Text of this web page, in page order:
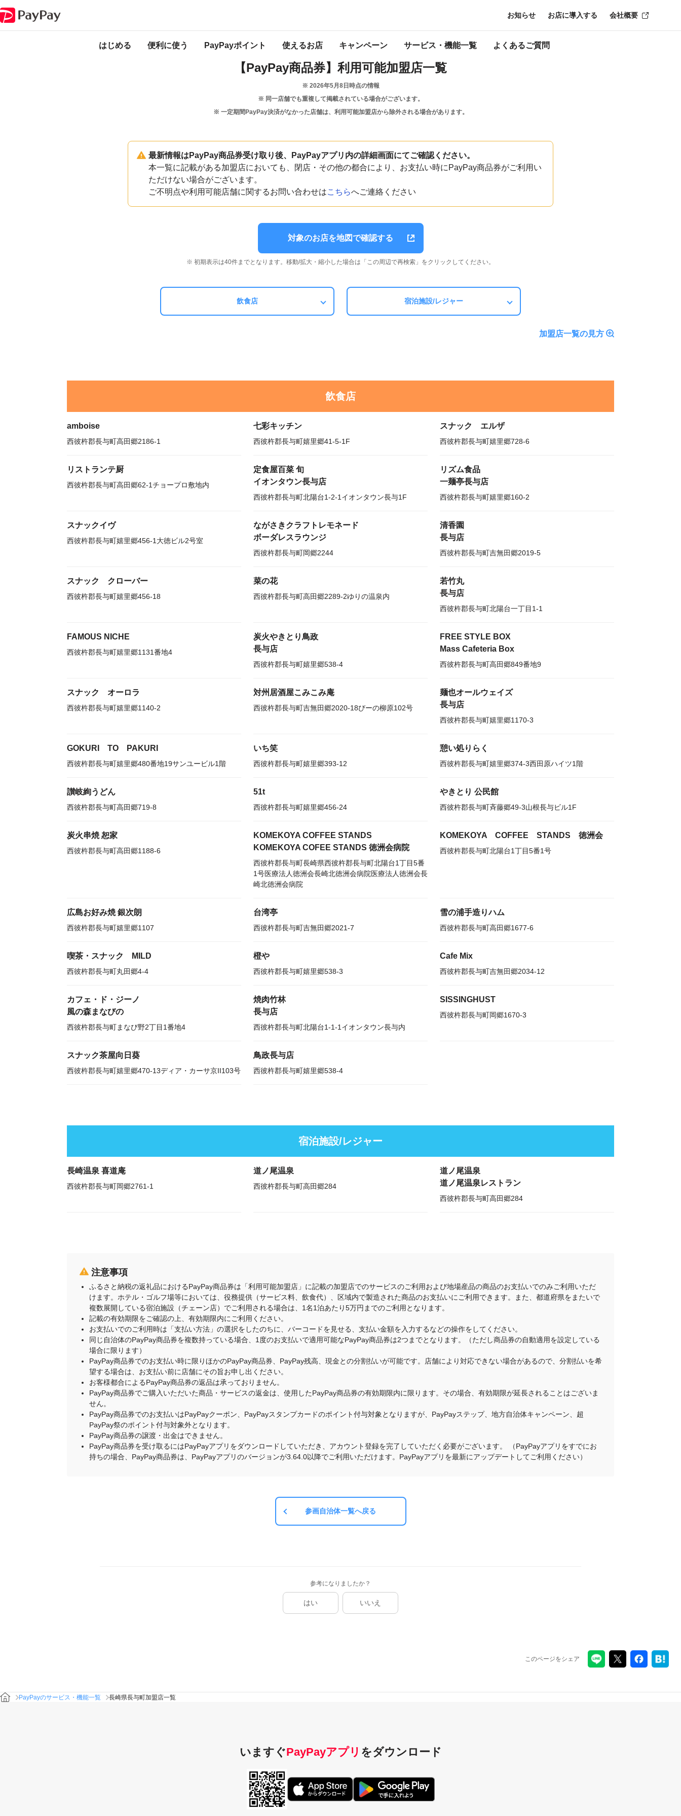
はじめる 便利に使う PayPayポイント 使えるお店 キャンペーン サービス・機能一覧 よくあるご質問
お知らせ お店に導入する 会社概要
長崎県 長与町
【PayPay商品券】利用可能加盟店一覧
※ 2026年5月8日 時点の情報
※ 同一店舗でも重複して掲載されている場合がございます。
※ 一定期間PayPay決済がなかった店舗は、利用可能加盟店から除外される場合があります。
最新情報はPayPay商品券受け取り後、PayPayアプリ内の詳細画面にてご確認ください。
本一覧に記載がある加盟店においても、閉店・その他の都合により、お支払い時にPayPay商品券がご利用い
ただけない場合がございます。
ご不明点や利用可能店舗に関するお問い合わせはこちらへご連絡ください
対象のお店を地図で確認する
※ 初期表示は40件までとなります。移動/拡大・縮小した場合は「この周辺で再検索」をクリックしてください。
飲食店 宿泊施設/レジャー
加盟店一覧の見方
飲食店
amboise
西彼杵郡長与町高田郷2186-1
七彩キッチン
西彼杵郡長与町嬉里郷41-5-1F
スナック エルザ
西彼杵郡長与町嬉里郷728-6
リストランテ厨
西彼杵郡長与町高田郷62-1チョープロ敷地内
定食屋百菜 旬
イオンタウン長与店
西彼杵郡長与町北陽台1-2-1イオンタウン長与1F
リズム食品
一麺亭長与店
西彼杵郡長与町嬉里郷160-2
スナックイヴ
西彼杵郡長与町嬉里郷456-1大徳ビル2号室
ながさきクラフトレモネード
ボーダレスラウンジ
西彼杵郡長与町岡郷2244
清香園
長与店
西彼杵郡長与町吉無田郷2019-5
スナック クローバー
西彼杵郡長与町嬉里郷456-18
菜の花
西彼杵郡長与町高田郷2289-2ゆりの温泉内
若竹丸
長与店
西彼杵郡長与町北陽台一丁目1-1
FAMOUS NICHE
西彼杵郡長与町嬉里郷1131番地4
炭火やきとり鳥政
長与店
西彼杵郡長与町嬉里郷538-4
FREE STYLE BOX
Mass Cafeteria Box
西彼杵郡長与町高田郷849番地9
スナック オーロラ
西彼杵郡長与町嬉里郷1140-2
対州居酒屋こみこみ庵
西彼杵郡長与町吉無田郷2020-18びーの柳原102号
麺也オールウェイズ
長与店
西彼杵郡長与町嬉里郷1170-3
GOKURI TO PAKURI
西彼杵郡長与町嬉里郷480番地19サンユービル1階
いち笑
西彼杵郡長与町嬉里郷393-12
憩い処りらく
西彼杵郡長与町嬉里郷374-3西田原ハイツ1階
讃岐絢うどん
西彼杵郡長与町高田郷719-8
51t
西彼杵郡長与町嬉里郷456-24
やきとり 公民館
西彼杵郡長与町斉藤郷49-3山根長与ビル1F
炭火串焼 恕家
西彼杵郡長与町高田郷1188-6
KOMEKOYA COFFEE STANDS
KOMEKOYA COFEE STANDS 徳洲会病院
西彼杵郡長与町長崎県西彼杵郡長与町北陽台1丁目5番
1号医療法人徳洲会長崎北徳洲会病院医療法人徳洲会長
崎北徳洲会病院
KOMEKOYA COFFEE STANDS 徳洲会
西彼杵郡長与町北陽台1丁目5番1号
広島お好み焼 銀次朗
西彼杵郡長与町嬉里郷1107
台湾亭
西彼杵郡長与町吉無田郷2021-7
雪の浦手造りハム
西彼杵郡長与町高田郷1677-6
喫茶・スナック MILD
西彼杵郡長与町丸田郷4-4
橙や
西彼杵郡長与町嬉里郷538-3
Cafe Mix
西彼杵郡長与町吉無田郷2034-12
カフェ・ド・ジーノ
風の森まなびの
西彼杵郡長与町まなび野2丁目1番地4
焼肉竹林
長与店
西彼杵郡長与町北陽台1-1-1イオンタウン長与内
SISSINGHUST
西彼杵郡長与町岡郷1670-3
スナック茶屋向日葵
西彼杵郡長与町嬉里郷470-13ディア・カーサ京II103号
鳥政長与店
西彼杵郡長与町嬉里郷538-4
宿泊施設/レジャー
長崎温泉 喜道庵
西彼杵郡長与町岡郷2761-1
道ノ尾温泉
西彼杵郡長与町高田郷284
道ノ尾温泉
道ノ尾温泉レストラン
西彼杵郡長与町高田郷284
注意事項
ふるさと納税の返礼品におけるPayPay商品券は「利用可能加盟店」に記載の加盟店でのサービスのご利用および地場産品の商品のお支払いでのみご利用いただ
けます。ホテル・ゴルフ場等においては、役務提供（サービス料、飲食代）、区域内で製造された商品のお支払いにご利用できます。また、都道府県をまたいで
複数展開している宿泊施設（チェーン店）でご利用される場合は、1名1泊あたり5万円までのご利用となります。
記載の有効期限をご確認の上、有効期限内にご利用ください。
お支払いでのご利用時は「支払い方法」の選択をしたのちに、バーコードを見せる、支払い金額を入力するなどの操作をしてください。
同じ自治体のPayPay商品券を複数持っている場合、1度のお支払いで適用可能なPayPay商品券は2つまでとなります。（ただし商品券の自動適用を設定している
場合に限ります）
PayPay商品券でのお支払い時に限りほかのPayPay商品券、PayPay残高、現金との分割払いが可能です。店舗により対応できない場合があるので、分割払いを希
望する場合は、お支払い前に店舗にその旨お申し出ください。
お客様都合によるPayPay商品券の返品は承っておりません。
PayPay商品券でご購入いただいた商品・サービスの返金は、使用したPayPay商品券の有効期限内に限ります。その場合、有効期限が延長されることはございま
せん。
PayPay商品券でのお支払いはPayPayクーポン、PayPayスタンプカードのポイント付与対象となりますが、PayPayステップ、地方自治体キャンペーン、超
PayPay祭のポイント付与対象外となります。
PayPay商品券の譲渡・出金はできません。
PayPay商品券を受け取るにはPayPayアプリをダウンロードしていただき、アカウント登録を完了していただく必要がございます。 （PayPayアプリをすでにお
持ちの場合、PayPay商品券は、PayPayアプリのバージョンが3.64.0以降でご利用いただけます。PayPayアプリを最新にアップデートしてご利用ください）
参画自治体一覧へ戻る
参考になりましたか？
はい いいえ
このページをシェア
PayPayのサービス・機能一覧 長崎県長与町加盟店一覧
いますぐPayPayアプリ をダウンロード